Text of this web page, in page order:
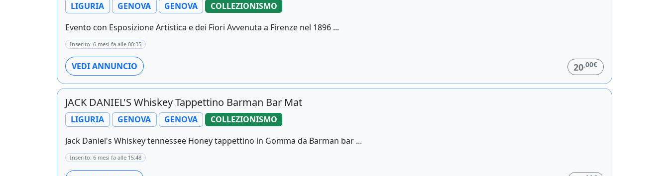
LIGURIA GENOVA GENOVA
COLLEZIONISMO
Evento con Esposizione Artistica e dei Fiori Avvenuta a Firenze nel 1896 ...
Inserito: 6 mesi fa alle 00:35
VEDI ANNUNCIO 20,00€
JACK DANIEL'S Whiskey Tappettino Barman Bar Mat
LIGURIA GENOVA GENOVA
COLLEZIONISMO
Jack Daniel's Whiskey tennessee Honey tappettino in Gomma da Barman bar ...
Inserito: 6 mesi fa alle 15:48